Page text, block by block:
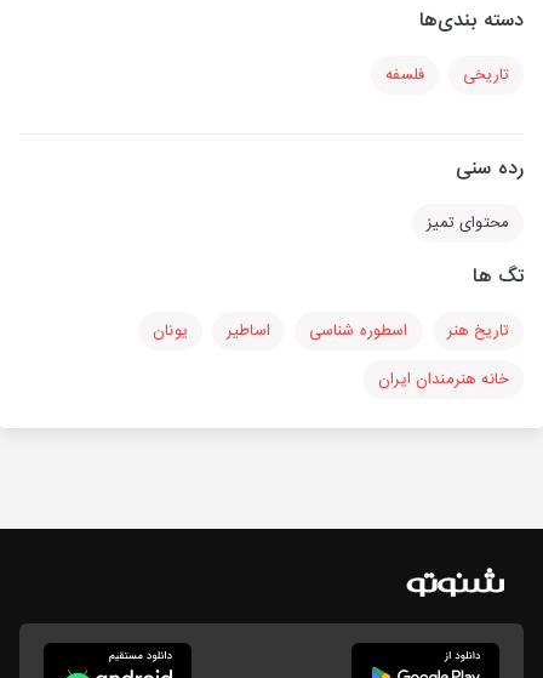
دسته بندی‌ها
تاریخی فلسفه
رده سنی
محتوای تمیز
تگ ها
تاریخ هنر اسطوره شناسی اساطیر
یونان
خانه هنرمندان ایران